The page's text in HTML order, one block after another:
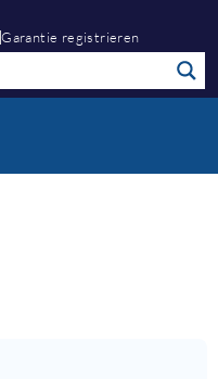
Garantie registrieren